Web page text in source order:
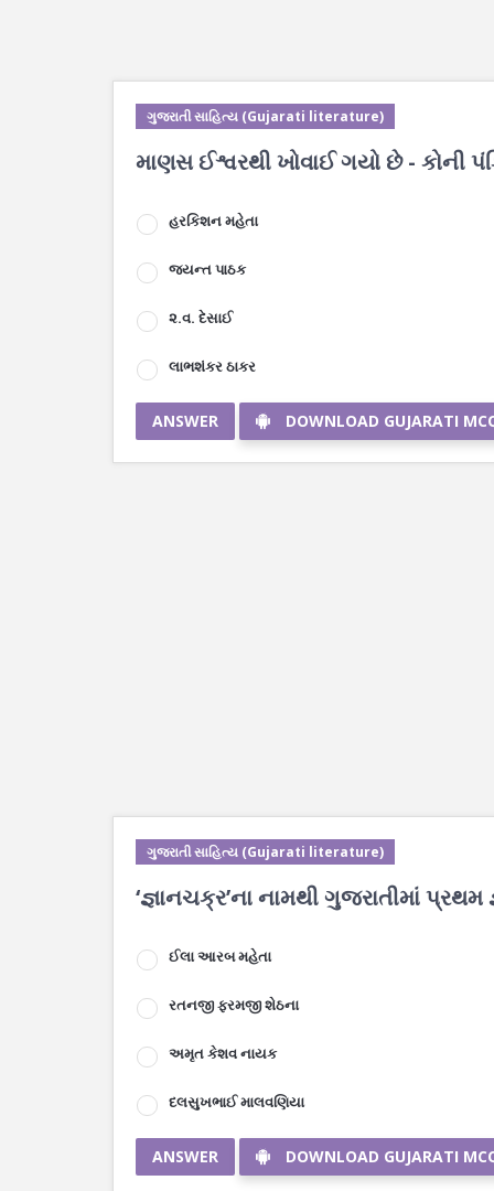
ગુજરાતી સાહિત્ય (Gujarati literature)
માણસ ઈશ્વરથી ખોવાઈ ગયો છે - કોની
હરકિશન મહેતા
જયન્ત પાઠક
૨.વ. દેસાઈ
લાભશંકર ઠાકર
ANSWER DOWNLOAD GUJARATI
ગુજરાતી સાહિત્ય (Gujarati literature)
‘જ્ઞાનચક્ર’ના નામથી ગુજરાતીમાં પ્રથમ
ઈલા આરબ મહેતા
રતનજી ફરમજી શેઠના
અમૃત કેશવ નાયક
દલસુખભાઈ માલવણિયા
ANSWER DOWNLOAD GUJARATI